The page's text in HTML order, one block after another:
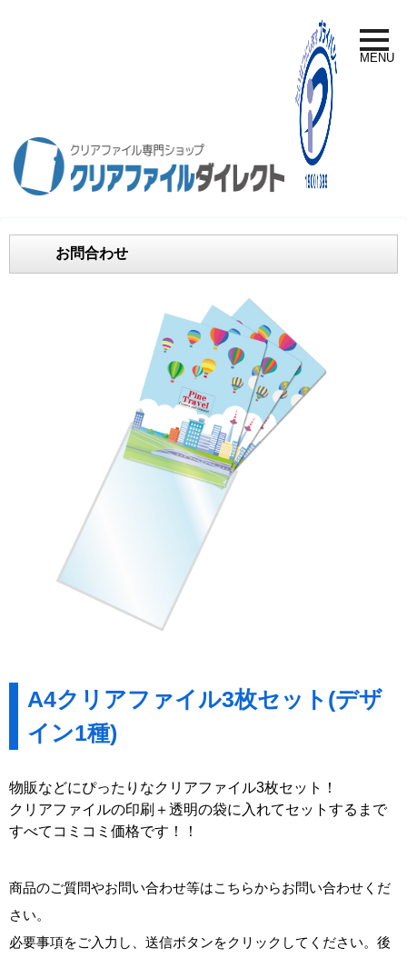
toggle
MENU
お問合わせ
A4クリアファイル3枚セット(デザ
イン1種)
物販などにぴったりなクリアファイル3枚セット！
クリアファイルの印刷＋透明の袋に入れてセットするまで
すべてコミコミ価格です！！
商品のご質問やお問い合わせ等はこちらからお問い合わせくだ
さい。
必要事項をご入力し、送信ボタンをクリックしてください。後